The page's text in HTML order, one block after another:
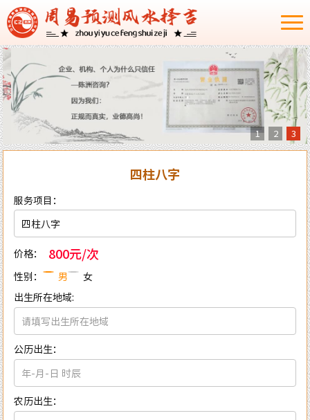
1 2 3
四柱八字
服务项目：
价格： 800元/次
性别： 男
女
出生所在地域:
公历出生：
农历出生：